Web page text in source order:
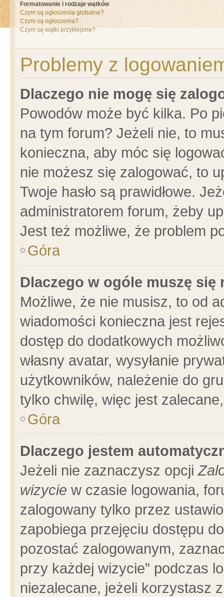
Formatowanie i rodzaje wątków
Czym są ogłoszenia globalne?
Czym są ogłoszenia?
Czym są wątki przyklejone?
Problemy z
Dlaczego nie mogę się
Powodów może być kilka. Po
na tym forum? Jeżeli nie, to
konieczna, aby móc się
nie możesz się zalogować, to
Twoje hasło są prawidłowe.
administratorem forum, żeby
Jest też możliwe, że problem
Góra
Dlaczego w ogóle muszę się
Możliwe, że nie musisz, to od
wiadomości konieczna jest
dostęp do dodatkowych
własny avatar, wysyłanie
użytkowników, należenie do
tylko chwilę, więc jest
Góra
Dlaczego jestem
Jeżeli nie zaznaczysz opcji
wizycie w czasie logowania,
zalogowany tylko przez
zapobiega przejęciu dostępu
pozostać zalogowanym,
przy każdej wizycie” podczas
niezalecane, jeżeli korzystasz